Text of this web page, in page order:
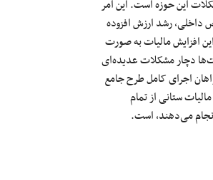
این حوزه است. این امر
داخلی، رشدارزشافزوده
افزایش مالیاتبهصورت
دچار مشکلاتعدیده‌ای
اجرای کامل طرح جامع
ستانی از تمام
می‌دهند، است.